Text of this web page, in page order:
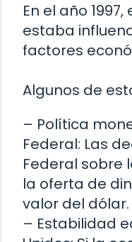
En el año
estaba
factores
Algunos de
– Política
Federal: Las
Federal sobre
la oferta de
valor del dólar.
– Estabilidad